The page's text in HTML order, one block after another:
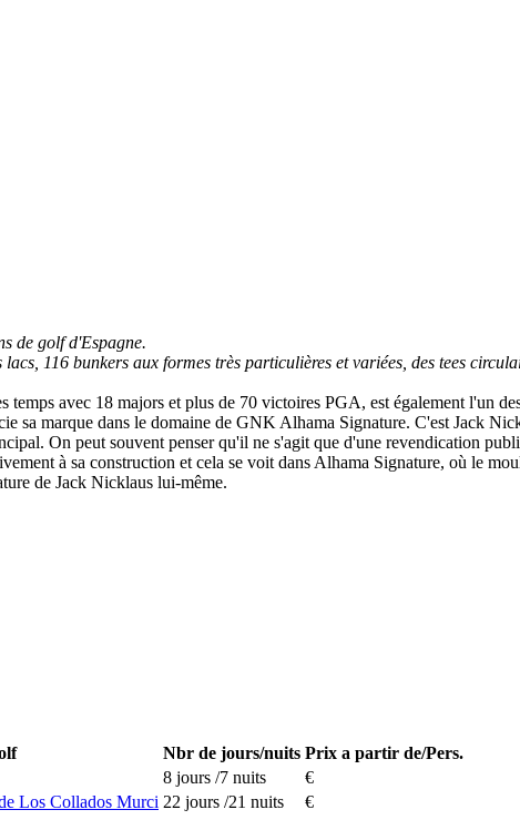
de golf d'Espagne.
116 bunkers aux formes très particulières et variées, des tees
avec 18 majors et plus de 70 victoires PGA, est également l'un
sa marque dans le domaine de GNK Alhama Signature. C'est Jack
On peut souvent penser qu'il ne s'agit que d'une revendication
à sa construction et cela se voit dans Alhama Signature, où le
de Jack Nicklaus lui-même.
Nbr de jours/nuits Prix a partir de/Pers.
8 jours /7 nuits
€
Los Collados Murci 22 jours /21 nuits €